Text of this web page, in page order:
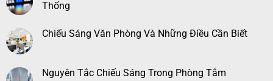
Thống
Chiếu Sáng Văn Phòng Và Những Điều Cần Biết
Nguyên Tắc Chiếu Sáng Trong Phòng Tắm